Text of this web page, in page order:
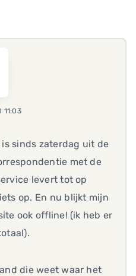
11:03
is sinds zaterdag uit de
met de
levert tot op
op. En nu blijkt mijn
ook offline! (ik heb er
die weet waar het